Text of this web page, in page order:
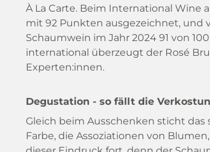
À La Carte. Beim International Wine
mit 92 Punkten ausgezeichnet, und
Schaumwein im Jahr 2024 91 von
international überzeugt der Rosé
Experten:innen.
Degustation - so fällt die
Gleich beim Ausschenken sticht das
Farbe, die Assoziationen von